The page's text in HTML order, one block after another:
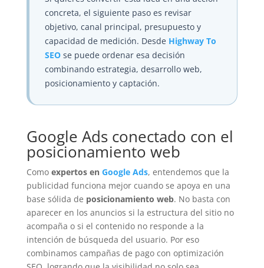
concreta, el siguiente paso es revisar
objetivo, canal principal, presupuesto y
capacidad de medición. Desde Highway To
SEOse puede ordenar esa decisión
combinando estrategia, desarrollo web,
posicionamiento y captación.
Google Ads conectado con el
posicionamiento web
Como expertos en Google Ads, entendemos que la
publicidad funciona mejor cuando se apoya en una
base sólida de posicionamiento web. No basta con
aparecer en los anuncios si la estructura del sitio no
acompaña o si el contenido no responde a la
intención de búsqueda del usuario. Por eso
combinamos campañas de pago con optimización